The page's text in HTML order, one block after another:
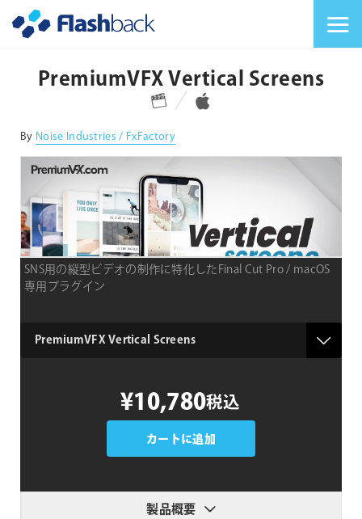
PremiumVFX Vertical Screens
対応プラットフォーム 対応OS
By Noise Industries / FxFactory
SNS用の縦型ビデオの制作に特化したFinal Cut Pro / macOS
専用プラグイン
type
¥10,780税込
カートに追加
製品概要